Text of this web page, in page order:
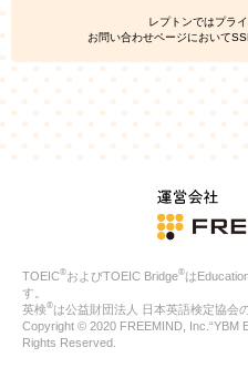
人情報を、本人が特定されな
者広告配信事業者においてマ
て広告を配信することがあり
れらの情報を広告配信以外の
4.
個人情報の第三者への提供
当社は、次の場合を除き、ご
に提供することはありません。
ご本人の同意がある場合
法令に基づく場合
人の生命、身体または財産
公衆衛生の向上または児童
合
特定した利用目的の達成に
レプトンではプラ
お問い合わせページにおいて
TOEIC®およびTOEIC Bridge®は
す。
英検®は公益財団法人 日本英語検定協会
Copyright © 2020 FREEMIND, Inc.“YBM
Rights Reserved.